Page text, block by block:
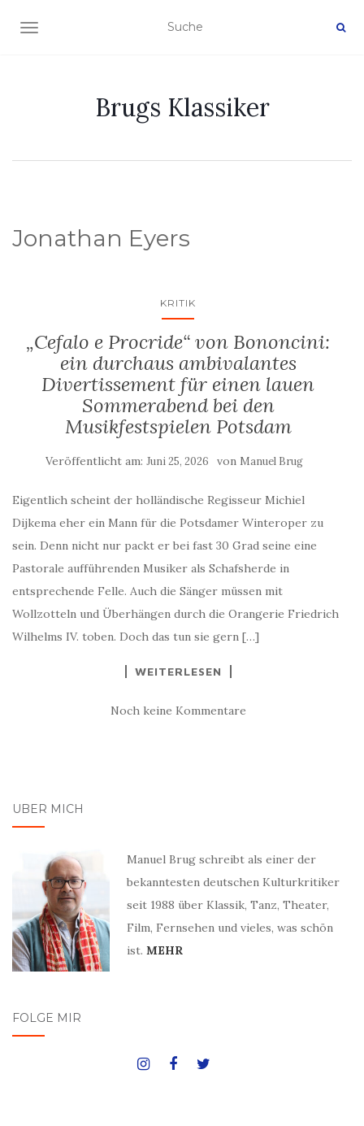
NAVIGATION EIN-/AUSSCHALTEN
Brugs Klassiker
Jonathan Eyers
KRITIK
„Cefalo e Procride“ von Bononcini:
ein durchaus ambivalantes
Divertissement für einen lauen
Sommerabend bei den
Musikfestspielen Potsdam
Veröffentlicht am: Juni 25, 2026 von Manuel Brug
Eigentlich scheint der holländische Regisseur Michiel
Dijkema eher ein Mann für die Potsdamer Winteroper zu
sein. Denn nicht nur packt er bei fast 30 Grad seine eine
Pastorale aufführenden Musiker als Schafsherde in
entsprechende Felle. Auch die Sänger müssen mit
Wollzotteln und Überhängen durch die Orangerie Friedrich
Wilhelms IV. toben. Doch das tun sie gern […]
WEITERLESEN
Noch keine Kommentare
ÜBER MICH
Manuel Brug schreibt als einer der
bekanntesten deutschen Kulturkritiker
seit 1988 über Klassik, Tanz, Theater,
Film, Fernsehen und vieles, was schön
ist. MEHR
FOLGE MIR